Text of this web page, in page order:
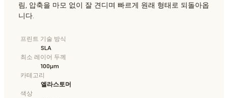
림, 압축을 마모 없이 잘 견디며 빠르게 원래 형태로 되돌아옵
니다.
프린트 기술 방식
SLA
최소 레이어 두께
100μm
카테고리
엘라스토머
색상